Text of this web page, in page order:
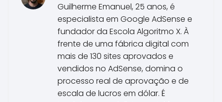
Guilherme Emanuel, 25 anos, é
especialista em Google AdSense e
fundador da Escola Algoritmo X. À
frente de uma fábrica digital com
mais de 130 sites aprovados e
vendidos no AdSense, domina o
processo real de aprovação e de
escala de lucros em dólar. É